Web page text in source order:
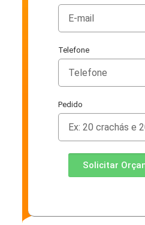
Telefone
Pedido
Solicitar